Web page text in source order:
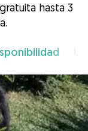
hasta 3